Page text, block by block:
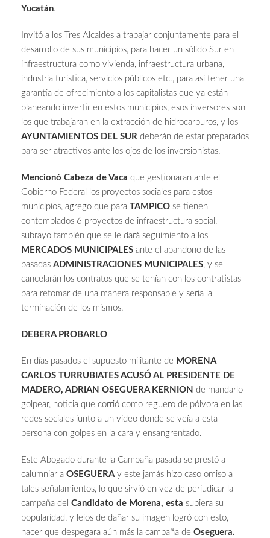
Yucatán.
Invitó a los Tres Alcaldes a trabajar conjuntamente para el
desarrollo de sus municipios, para hacer un sólido Sur en
infraestructura como vivienda, infraestructura urbana,
industria turística, servicios públicos etc., para así tener una
garantía de ofrecimiento a los capitalistas que ya están
planeando invertir en estos municipios, esos inversores son
los que trabajaran en la extracción de hidrocarburos, y los
AYUNTAMIENTOS DEL SUR deberán de estar preparados
para ser atractivos ante los ojos de los inversionistas.
Mencionó Cabeza de Vaca que gestionaran ante el
Gobierno Federal los proyectos sociales para estos
municipios, agrego que para TAMPICO se tienen
contemplados 6 proyectos de infraestructura social,
subrayo también que se le dará seguimiento a los
MERCADOS MUNICIPALES ante el abandono de las
pasadas ADMINISTRACIONES MUNICIPALES, y se
cancelarán los contratos que se tenían con los contratistas
para retomar de una manera responsable y seria la
terminación de los mismos.
DEBERA PROBARLO
En días pasados el supuesto militante de MORENA
CARLOS TURRUBIATES ACUSÓ AL PRESIDENTE DE
MADERO, ADRIAN OSEGUERA KERNION de mandarlo
golpear, noticia que corrió como reguero de pólvora en las
redes sociales junto a un video donde se veía a esta
persona con golpes en la cara y ensangrentado.
Este Abogado durante la Campaña pasada se prestó a
calumniar a OSEGUERAy este jamás hizo caso omiso a
tales señalamientos, lo que sirvió en vez de perjudicar la
campaña del Candidato de Morena, esta subiera su
popularidad, y lejos de dañar su imagen logró con esto,
hacer que despegara aún más la campaña de Oseguera.